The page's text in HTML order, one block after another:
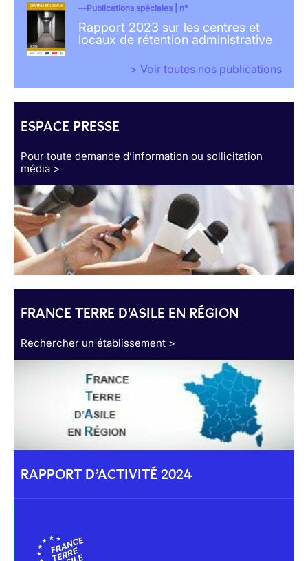
Publications spéciales | n°
Rapport 2023 sur les centres et
locaux de rétention administrative
> Voir toutes nos publications
ESPACE PRESSE
Pour toute demande d’information ou sollicitation
média >
FRANCE TERRE D'ASILE EN RÉGION
Rechercher un établissement >
RAPPORT D’ACTIVITÉ 2024